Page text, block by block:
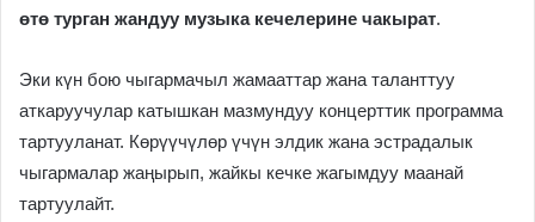
өтө турган жандуу музыка кечелерине чакырат.
Эки күн бою чыгармачыл жамааттар жана таланттуу
аткаруучулар катышкан мазмундуу концерттик программа
тартууланат. Көрүүчүлөр үчүн элдик жана эстрадалык
чыгармалар жаңырып, жайкы кечке жагымдуу маанай
тартуулайт.